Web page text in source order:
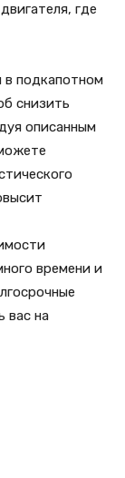
где
в подкапотном
снизить
описанным
времени и
вас на